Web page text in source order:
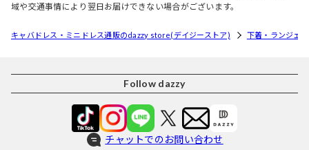
域や交通事情により翌日お届けできない場合がございます。
キャバドレス・ミニドレス通販のdazzy store(デイジーストア) 下着・ランジェ
Follow dazzy
チャットでのお問い合わせ